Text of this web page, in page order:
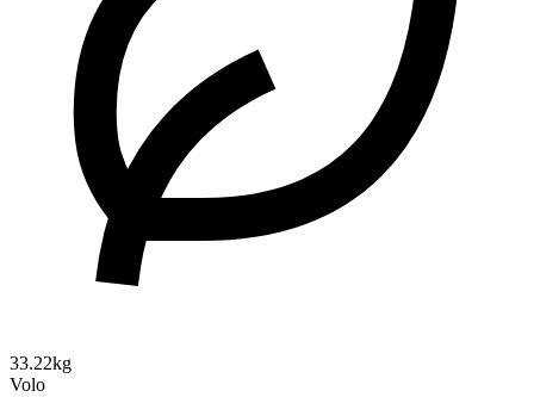
33.22kg
Volo